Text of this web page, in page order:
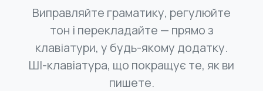
Виправляйте граматику, регулюйте
тон і перекладайте — прямо з
клавіатури, у будь-якому додатку.
ШІ-клавіатура, що покращує те, як ви
пишете.